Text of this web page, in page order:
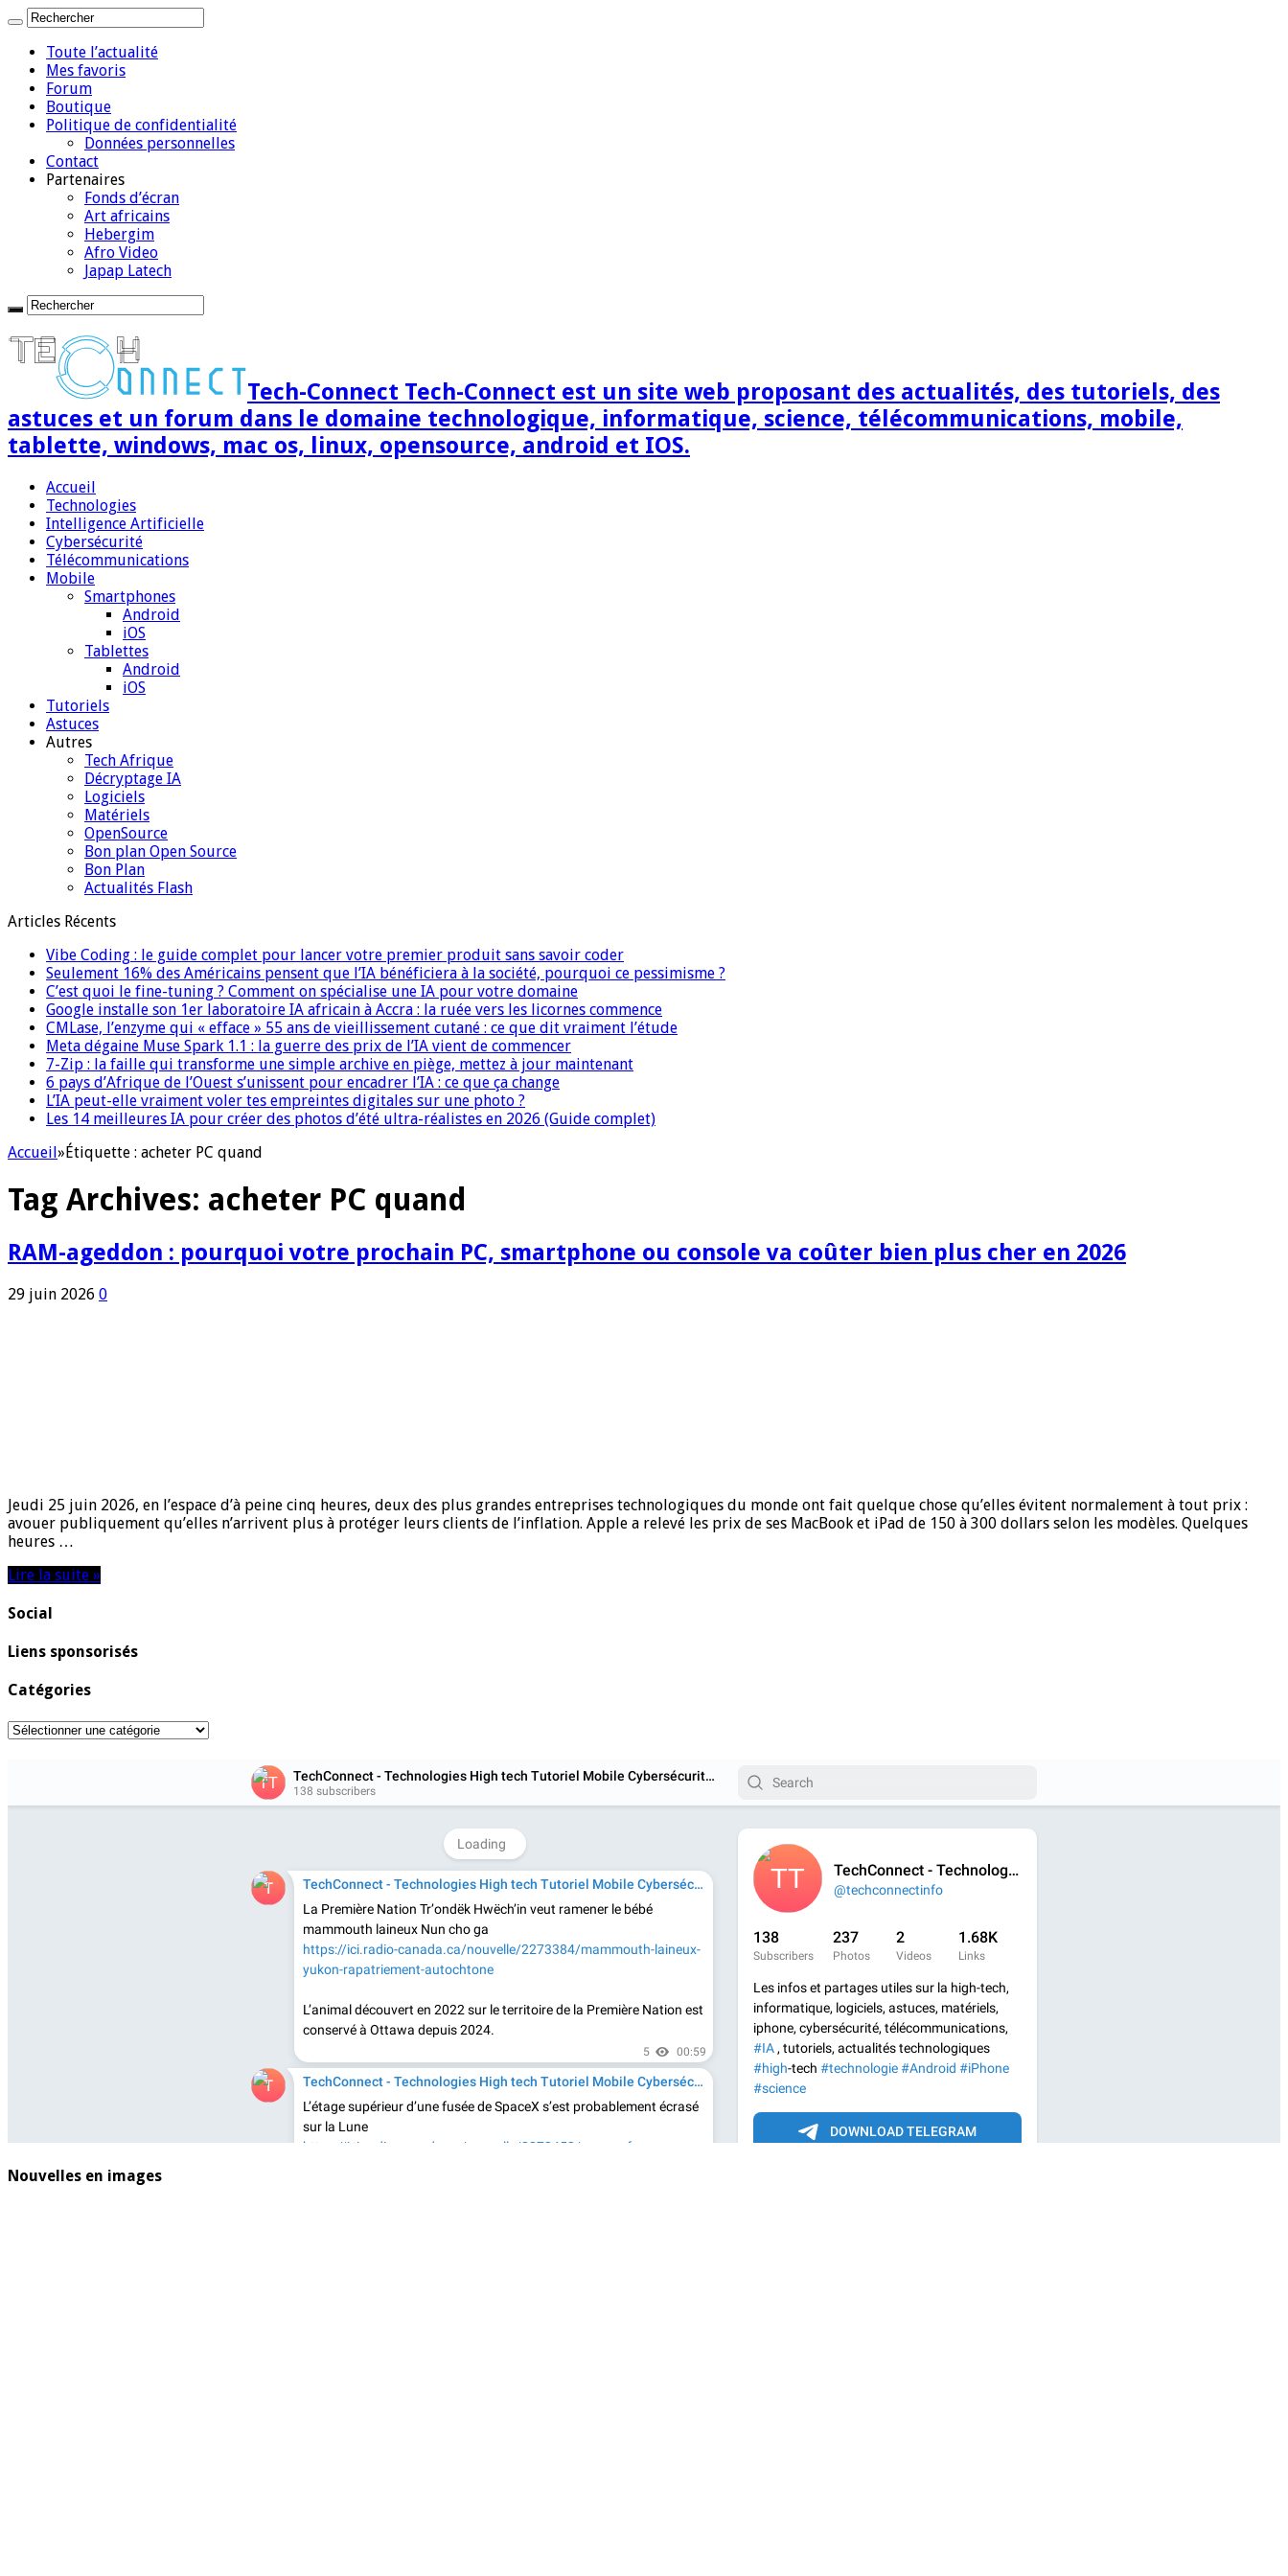
Toute l’actualité
Mes favoris
Forum
Boutique
Politique de confidentialité
Données personnelles
Contact
Partenaires
Fonds d’écran
Art africains
Hebergim
Afro Video
Japap Latech
Tech-Connect Tech-Connect est un site web proposant des actualités, des tutoriels, des
astuces et un forum dans le domaine technologique, informatique, science, télécommunications, mobile,
tablette, windows, mac os, linux, opensource, android et IOS.
Accueil
Technologies
Intelligence Artificielle
Cybersécurité
Télécommunications
Mobile
Smartphones
Android
iOS
Tablettes
Android
iOS
Tutoriels
Astuces
Autres
Tech Afrique
Décryptage IA
Logiciels
Matériels
OpenSource
Bon plan Open Source
Bon Plan
Actualités Flash
Articles Récents
Vibe Coding : le guide complet pour lancer votre premier produit sans savoir coder
Seulement 16% des Américains pensent que l’IA bénéficiera à la société, pourquoi ce pessimisme ?
C’est quoi le fine-tuning ? Comment on spécialise une IA pour votre domaine
Google installe son 1er laboratoire IA africain à Accra : la ruée vers les licornes commence
CMLase, l’enzyme qui « efface » 55 ans de vieillissement cutané : ce que dit vraiment l’étude
Meta dégaine Muse Spark 1.1 : la guerre des prix de l’IA vient de commencer
7-Zip : la faille qui transforme une simple archive en piège, mettez à jour maintenant
6 pays d’Afrique de l’Ouest s’unissent pour encadrer l’IA : ce que ça change
L’IA peut-elle vraiment voler tes empreintes digitales sur une photo ?
Les 14 meilleures IA pour créer des photos d’été ultra-réalistes en 2026 (Guide complet)
Accueil»Étiquette : acheter PC quand
Tag Archives: acheter PC quand
RAM-ageddon : pourquoi votre prochain PC, smartphone ou console va coûter bien plus cher en 2026
29 juin 2026 0
Jeudi 25 juin 2026, en l’espace d’à peine cinq heures, deux des plus grandes entreprises technologiques du monde ont fait quelque chose qu’elles évitent normalement à tout prix :
avouer publiquement qu’elles n’arrivent plus à protéger leurs clients de l’inflation. Apple a relevé les prix de ses MacBook et iPad de 150 à 300 dollars selon les modèles. Quelques
heures …
Lire la suite »
Social
Liens sponsorisés
Catégories
Catégories
Nouvelles en images